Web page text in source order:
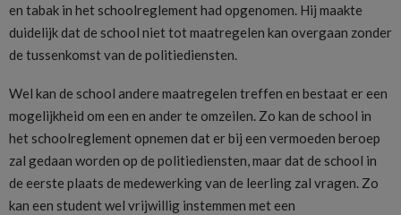
en tabak in het schoolreglement had opgenomen. Hij maakte
duidelijk dat de school niet tot maatregelen kan overgaan zonder
de tussenkomst van de politiediensten.
Wel kan de school andere maatregelen treffen en bestaat er een
mogelijkheid om een en ander te omzeilen. Zo kan de school in
het schoolreglement opnemen dat er bij een vermoeden beroep
zal gedaan worden op de politiediensten, maar dat de school in
de eerste plaats de medewerking van de leerling zal vragen. Zo
kan een student wel vrijwillig instemmen met een